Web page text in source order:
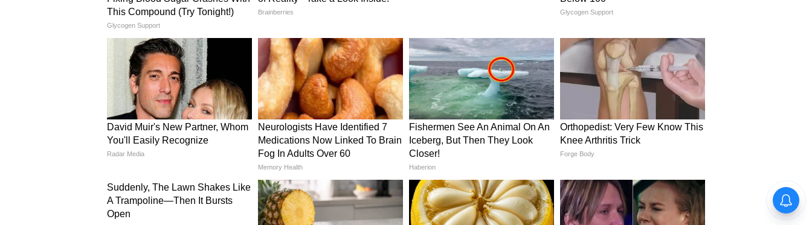
দলিত ও আদিবাসীরা সম্মান পায়নি। মোদী ৩৭০ ধারা বিধানের প্রাচীর ভেঙে দিয়েছেন এবং
বি আর আম্বেদকরের সংবিধান সেখানে নিয়ে গেছেন। আপনারা দেখেছেন, নির্বাচন হয়েছে
এবং প্রথমবার জম্মু ও কাশ্মীরের মুখ্যমন্ত্রী বাবা সাহেব আম্বেদকরের সংবিধানের শপথ
নিয়েছেন। এটি মোদীর পক্ষ থেকে বাবা সাহেব আম্বেদকরকে শ্রদ্ধাঞ্জলি।